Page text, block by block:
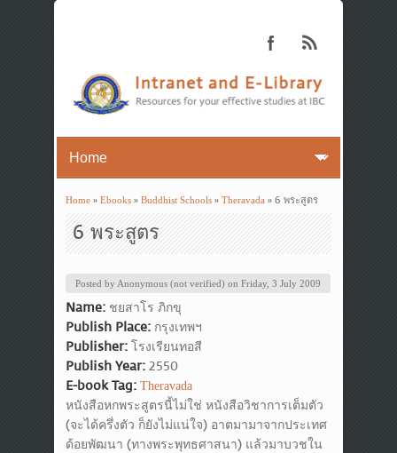
You are here
Home» Ebooks» Buddhist Schools» Theravada» 6 พระสูตร
6 พระสูตร
Posted by Anonymous (not verified) on Friday, 3 July 2009
Name: ชยสาโร ภิกขุ
Publish Place: กรุงเทพฯ
Publisher: โรงเรียนทอสี
Publish Year: 2550
E-book Tag: Theravada
หนังสือหกพระสูตรนี้ไม่ใช่ หนังสือวิชาการเต็มตัว
(จะได้ครึ่งตัว ก็ยังไม่แน่ใจ) อาตมามาจากประเทศ
ด้อยพัฒนา (ทางพระพุทธศาสนา) แล้วมาบวชใน